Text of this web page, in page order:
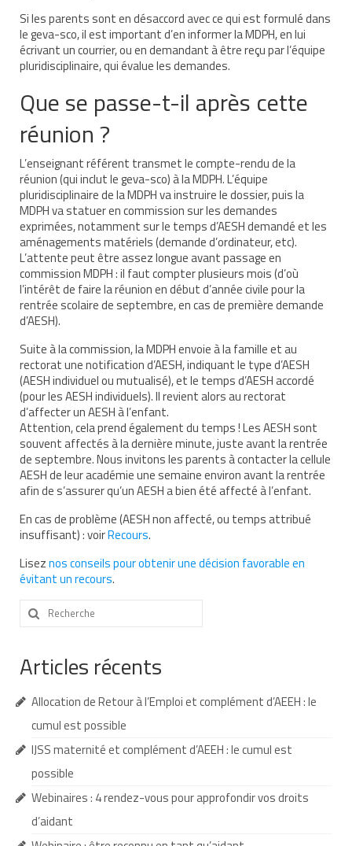
Si les parents sont en désaccord avec ce qui est formulé dans
le geva-sco, il est important d’en informer la MDPH, en lui
écrivant un courrier, ou en demandant à être reçu par l’équipe
pluridisciplinaire, qui évalue les demandes.
Que se passe-t-il après cette
réunion ?
L’enseignant référent transmet le compte-rendu de la
réunion (qui inclut le geva-sco) à la MDPH. L’équipe
pluridisciplinaire de la MDPH va instruire le dossier, puis la
MDPH va statuer en commission sur les demandes
exprimées, notamment sur le temps d’AESH demandé et les
aménagements matériels (demande d’ordinateur, etc).
L’attente peut être assez longue avant passage en
commission MDPH : il faut compter plusieurs mois (d’où
l’intérêt de faire la réunion en début d’année civile pour la
rentrée scolaire de septembre, en cas de première demande
d’AESH).
Suite à la commission, la MDPH envoie à la famille et au
rectorat une notification d’AESH, indiquant le type d’AESH
(AESH individuel ou mutualisé), et le temps d’AESH accordé
(pour les AESH individuels). Il revient alors au rectorat
d’affecter un AESH à l’enfant.
Attention, cela prend également du temps ! Les AESH sont
souvent affectés à la dernière minute, juste avant la rentrée
de septembre. Nous invitons les parents à contacter la cellule
AESH de leur académie une semaine environ avant la rentrée
afin de s’assurer qu’un AESH a bien été affecté à l’enfant.
En cas de problème (AESH non affecté, ou temps attribué
insuffisant) : voirRecours.
Liseznos conseils pour obtenir une décision favorable en
évitant un recours.
Rechercher
:
Articles récents
Allocation de Retour à l’Emploi et complément d’AEEH : le
cumul est possible
IJSS maternité et complément d’AEEH : le cumul est
possible
Webinaires : 4 rendez-vous pour approfondir vos droits
d’aidant